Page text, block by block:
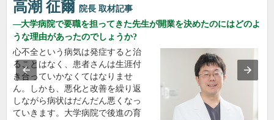
高潮 征爾 院長 取材記事
大学病院で要職を担ってきた先生が開業を決めたのにはどのよ
うな理由があったのでしょうか?
心不全という病気は発症すると治
ることはなく、患者さんは生涯付
き合っていかなくてはなりませ
ん。しかも、悪化と改善を繰り返
しながら病状はだんだん悪くなっ
ていきます。大学病院で後進の育